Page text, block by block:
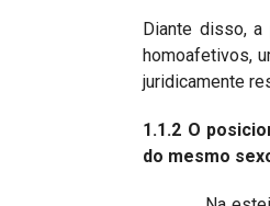
Diante disso,
homoafetivos,
juridicamente
1.1.2 O
do mesmo